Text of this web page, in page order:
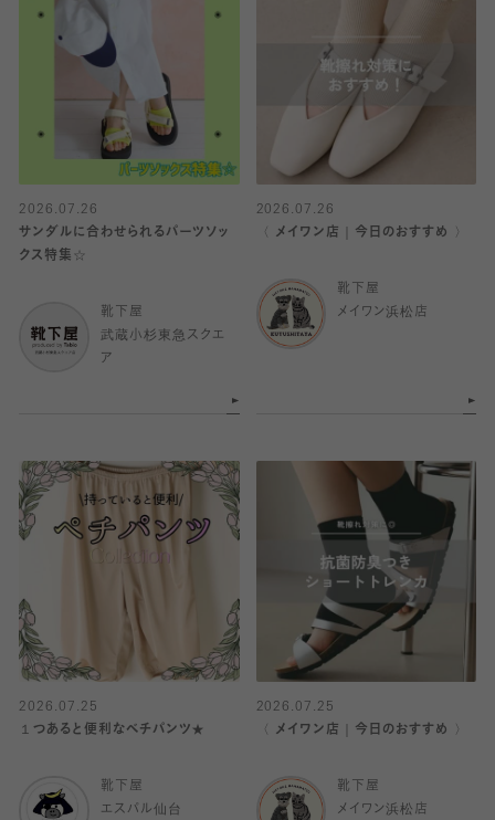
2026.07.26
サンダルに合わせられるパーツソッ
クス特集☆
靴下屋
武蔵小杉東急スクエ
ア
2026.07.26
〈 メイワン店｜今日のおすすめ 〉
靴下屋
メイワン浜松店
2026.07.25
１つあると便利なベチパンツ★
靴下屋
エスパル仙台
2026.07.25
〈 メイワン店｜今日のおすすめ 〉
靴下屋
メイワン浜松店